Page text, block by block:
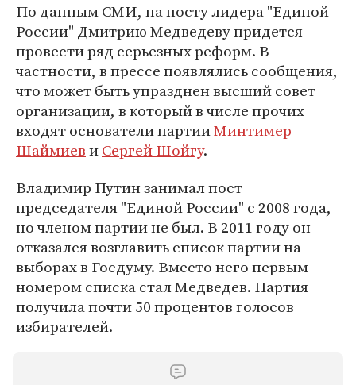
По данным СМИ, на посту лидера "Единой
России" Дмитрию Медведеву придется
провести ряд серьезных реформ. В
частности, в прессе появлялись сообщения,
что может быть упразднен высший совет
организации, в который в числе прочих
входят основатели партииМинтимер
ШаймиевиСергей Шойгу.
Владимир Путин занимал пост
председателя "Единой России" с 2008 года,
но членом партии не был. В 2011 году он
отказался возглавить список партии на
выборах в Госдуму. Вместо него первым
номером списка стал Медведев. Партия
получила почти 50 процентов голосов
избирателей.